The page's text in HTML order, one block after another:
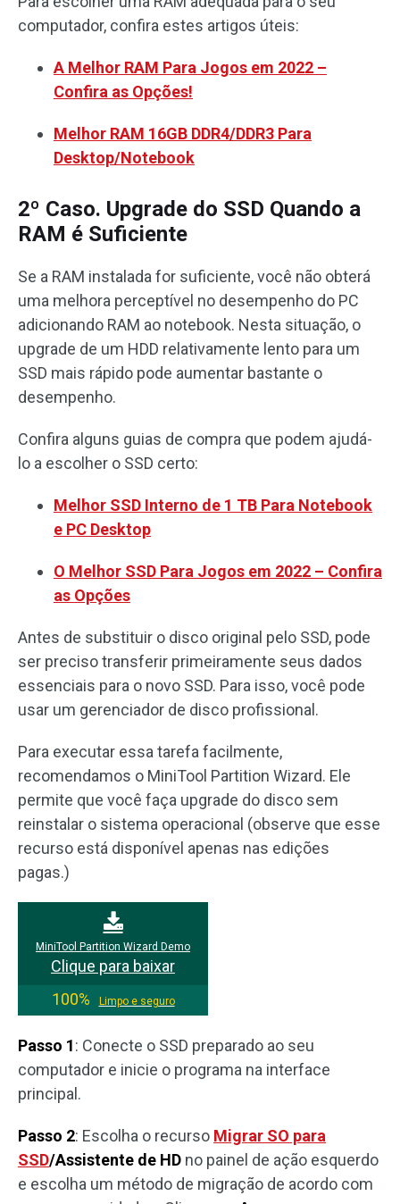
computador, confira estes artigos úteis:
A Melhor RAM Para Jogos em 2022 –
Confira as Opções!
Melhor RAM 16GB DDR4/DDR3 Para
Desktop/Notebook
2º Caso. Upgrade do SSD Quando a
RAM é Suficiente
Se a RAM instalada for suficiente, você não obterá
uma melhora perceptível no desempenho do PC
adicionando RAM ao notebook. Nesta situação, o
upgrade de um HDD relativamente lento para um
SSD mais rápido pode aumentar bastante o
desempenho.
Confira alguns guias de compra que podem ajudá-
lo a escolher o SSD certo:
Melhor SSD Interno de 1 TB Para Notebook
e PC Desktop
O Melhor SSD Para Jogos em 2022 – Confira
as Opções
Antes de substituir o disco original pelo SSD, pode
ser preciso transferir primeiramente seus dados
essenciais para o novo SSD. Para isso, você pode
usar um gerenciador de disco profissional.
Para executar essa tarefa facilmente,
recomendamos o MiniTool Partition Wizard. Ele
permite que você faça upgrade do disco sem
reinstalar o sistema operacional (observe que esse
recurso está disponível apenas nas edições
pagas.)
MiniTool Partition Wizard Demo
Clique para baixar
100%
Limpo e seguro
Passo 1: Conecte o SSD preparado ao seu
computador e inicie o programa na interface
principal.
Passo 2: Escolha o recurso Migrar SO para
SSD/Assistente de HD no painel de ação esquerdo
e escolha um método de migração de acordo com